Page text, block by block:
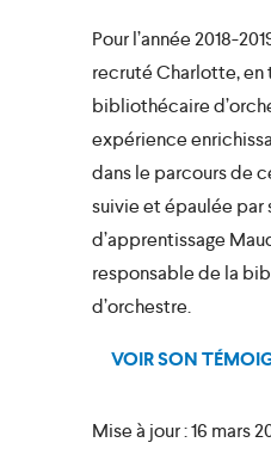
Pour l’année 2018-
recruté Charlotte, en
bibliothécaire
expérience
dans le parcours de
suivie et épaulée par
d’apprentissage
responsable de la
d’orchestre.
VOIR SON
Mise à jour : 16 mars